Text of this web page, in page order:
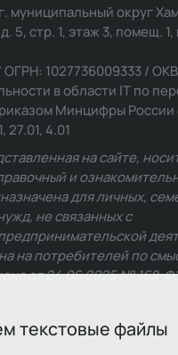
текстовые файлы
муниципальный округ
5, стр. 1, этаж 3, помещ.
1027736009333 /
в области IT по
Минцифры России
4.01
на сайте,
и
для личных,
не связанных с
на потребителей по
от 24.06.2025 № 168-